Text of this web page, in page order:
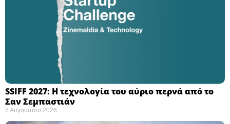
SSIFF 2027: Η τεχνολογία του αύριο περνά από το
Σαν Σεμπαστιάν ​
8 Αυγούστου 2026